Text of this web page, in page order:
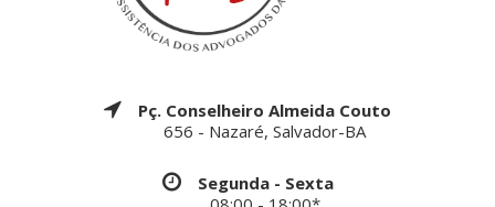
Pç. Conselheiro Almeida Couto
656 - Nazaré, Salvador-BA
Segunda - Sexta